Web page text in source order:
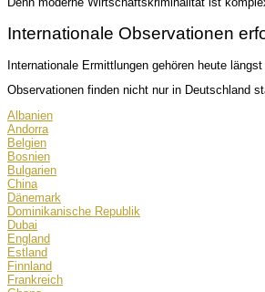
Internationale Observationen
Internationale Ermittlungen gehören heute
Observationen finden nicht nur in Deutschland
Albanien
Andorra
Belgien
Bosnien
Bulgarien
China
Dänemark
Dominikanische Republik
Dubai
England
Estland
Finnland
Frankreich